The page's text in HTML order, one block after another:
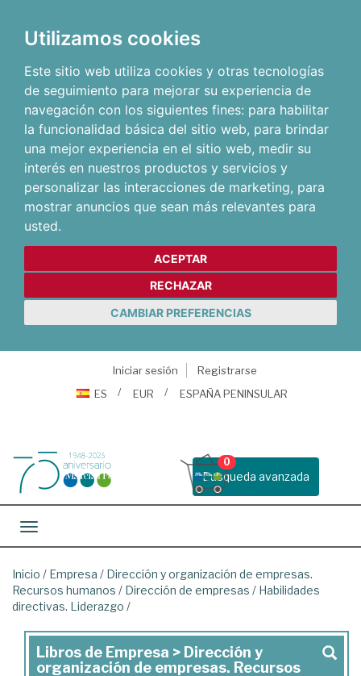
Utilizamos cookies
Este sitio web utiliza cookies y otras tecnologías
de seguimiento para mejorar su experiencia de
navegación con los siguientes fines: para habilitar
la funcionalidad básica del sitio web, para brindar
una mejor experiencia en el sitio web, medir su
interés en nuestros productos y servicios y
personalizar las interacciones de marketing, para
mostrar anuncios que sean más relevantes para
usted.
ACEPTAR
RECHAZAR
CAMBIAR PREFERENCIAS
Iniciar sesión
Registrarse
ES
EUR ESPAÑA PENINSULAR
Busqueda avanzada
0
Toggle navigation
Inicio / Empresa / Dirección y organización de empresas.
Recursos humanos / Dirección de empresas / Habilidades
directivas. Liderazgo /
Libros
Libros de Empresa > Dirección y
organización de empresas. Recursos